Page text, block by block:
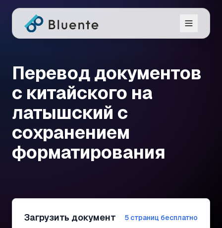
Перевод документов
с китайского на
латышский с
сохранением
форматирования
Загрузить документ 5 страниц бесплатно